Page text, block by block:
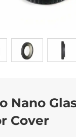
Nano
Cover